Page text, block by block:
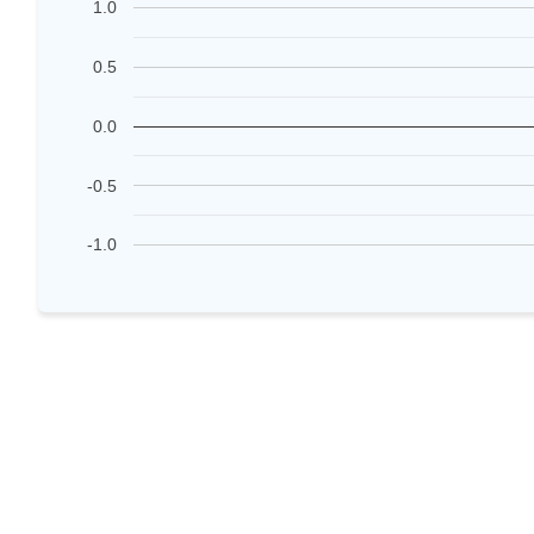
-1.0
-0.5
0.0
0.5
1.0